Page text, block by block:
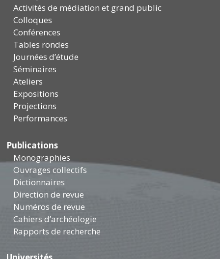
Activités de médiation et grand public
Colloques
Conférences
Tables rondes
Journées d’étude
Séminaires
Ateliers
Expositions
Projections
Performances
Publications
Monographies
Ouvrages collectifs
Dictionnaires
Direction de revue
Numéros de revue
Cahiers d’archéologie
Rapports de recherche